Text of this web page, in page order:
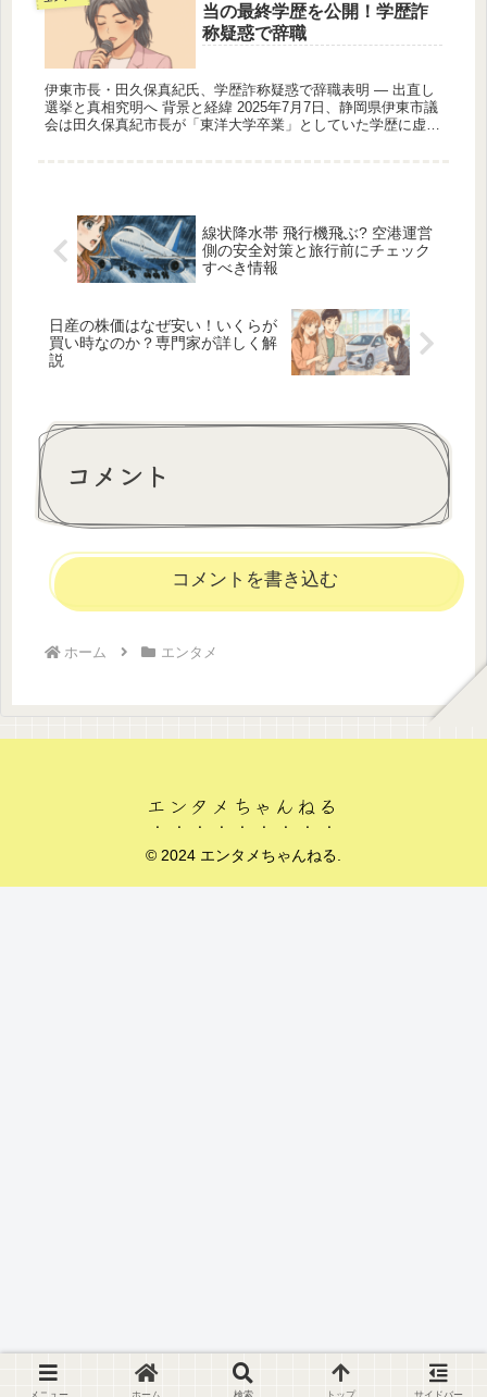
当の最終学歴を公開！学歴詐
称疑惑で辞職
伊東市長・田久保真紀氏、学歴詐称疑惑で辞職表明 — 出直し
選挙と真相究明へ 背景と経緯 2025年7月7日、静岡県伊東市議
会は田久保真紀市長が「東洋大学卒業」としていた学歴に虚偽
線状降水帯 飛行機飛ぶ? 空港運営
側の安全対策と旅行前にチェック
すべき情報
日産の株価はなぜ安い！いくらが
買い時なのか？専門家が詳しく解
説
コメント
コメントを書き込む
ホーム エンタメ
エンタメちゃんねる
© 2024 エンタメちゃんねる.
メニュー ホーム 検索 トップ サイドバー